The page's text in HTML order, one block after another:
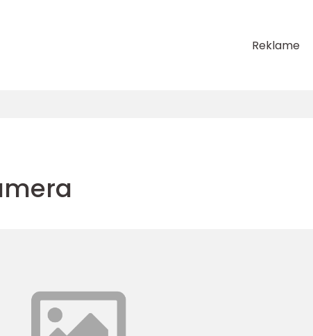
Reklame